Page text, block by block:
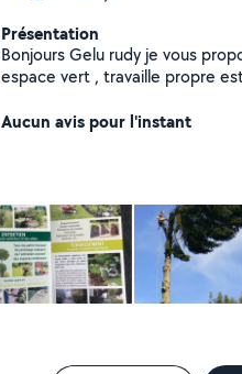
Présentation
Bonjours Gelu rudy je vous propose mes service artison
espace vert , travaille propre
Aucun avis pour l'instant